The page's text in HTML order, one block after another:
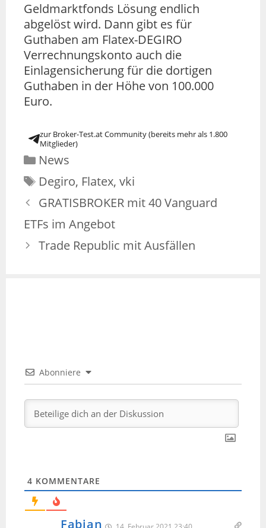
Geldmarktfonds Lösung endlich
abgelöst wird. Dann gibt es für
Guthaben am Flatex-DEGIRO
Verrechnungskonto auch die
Einlagensicherung für die dortigen
Guthaben in der Höhe von 100.000
Euro.
zur Broker-Test.at Community (bereits mehr als 1.800
Mitglieder)
News
Degiro, Flatex, vki
GRATISBROKER mit 40 Vanguard
ETFs im Angebot
Trade Republic mit Ausfällen
Abonniere
4 KOMMENTARE
Fabian